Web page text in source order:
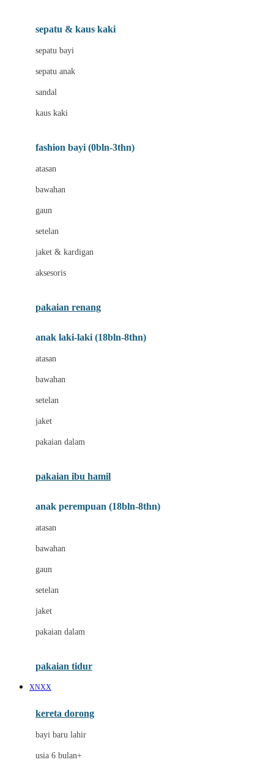
Beauty Barn
Bio Oil
Biolane
Bizzi Growin
Blooming Marvellous
Bravado
Buds Organics
Bugaboo
C
Cottonseeds
Crane
Drew
E
ELC
Ergobaby
sepatu & kaus kaki
sepatu bayi
sepatu anak
sandal
kaus kaki
fashion bayi (0bln-3thn)
atasan
bawahan
gaun
setelan
jaket & kardigan
aksesoris
pakaian renang
anak laki-laki (18bln-8thn)
atasan
bawahan
setelan
jaket
pakaian dalam
pakaian ibu hamil
anak perempuan (18bln-8thn)
atasan
bawahan
gaun
setelan
jaket
pakaian dalam
pakaian tidur
XNXX
kereta dorong
bayi baru lahir
usia 6 bulan+